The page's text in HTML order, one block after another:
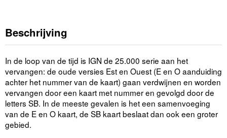
Beschrijving
In de loop van de tijd is IGN de 25.000 serie aan het
vervangen: de oude versies Est en Ouest (E en O aanduiding
achter het nummer van de kaart) gaan verdwijnen en worden
vervangen door een kaart met nummer en gevolgd door de
letters SB. In de meeste gevalen is het een samenvoeging
van de E en O kaart, de SB kaart beslaat dan ook een groter
gebied.